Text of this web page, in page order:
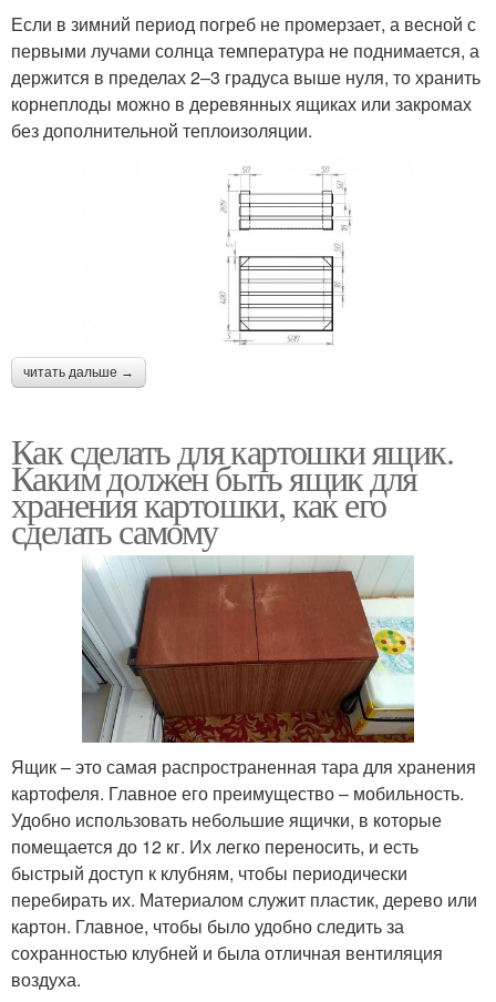
Если в зимний период погреб не промерзает, а весной с
первыми лучами солнца температура не поднимается, а
держится в пределах 2–3 градуса выше нуля, то хранить
корнеплоды можно в деревянных ящиках или закромах
без дополнительной теплоизоляции.
читать дальше →
Как сделать для картошки ящик.
Каким должен быть ящик для
хранения картошки, как его
сделать самому
Ящик – это самая распространенная тара для хранения
картофеля. Главное его преимущество – мобильность.
Удобно использовать небольшие ящички, в которые
помещается до 12 кг. Их легко переносить, и есть
быстрый доступ к клубням, чтобы периодически
перебирать их. Материалом служит пластик, дерево или
картон. Главное, чтобы было удобно следить за
сохранностью клубней и была отличная вентиляция
воздуха.